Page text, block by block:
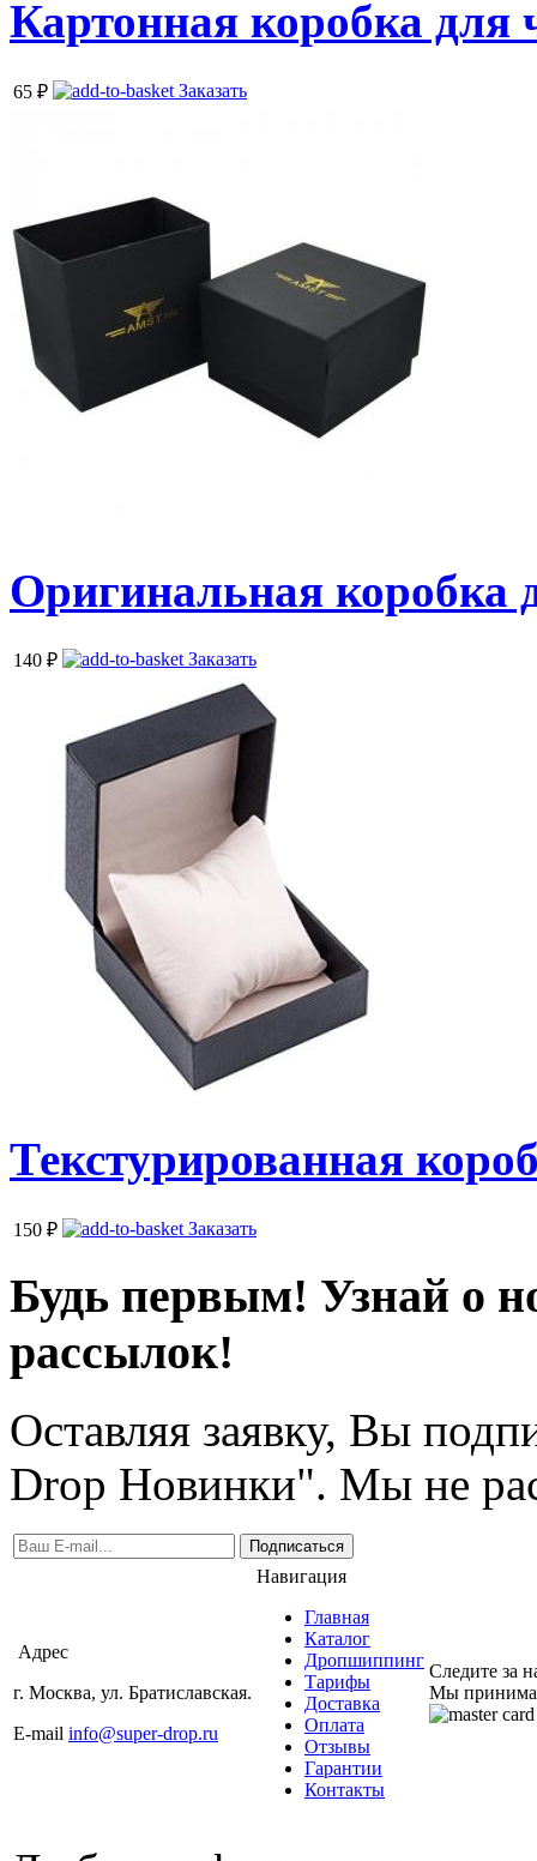
Картонная коробка для
65 ₽ Заказать
Оригинальная коробка
140 ₽ Заказать
Текстурированная
150 ₽ Заказать
Будь первым! Узнай о
рассылок!
Оставляя заявку, Вы
Drop Новинки". Мы не
Подписаться
Адрес
г. Москва, ул. Братиславская.
E-mail info@super-drop.ru
Навигация
Главная
Каталог
Дропшиппинг
Тарифы
Доставка
Оплата
Отзывы
Гарантии
Контакты
Следите за
Мы